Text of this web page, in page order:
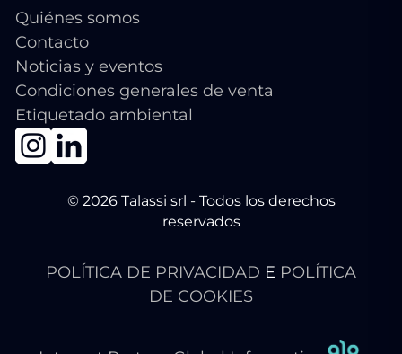
Quiénes somos
Contacto
Noticias y eventos
Condiciones generales de venta
Etiquetado ambiental
© 2026 Talassi srl - Todos los derechos
reservados
POLÍTICA DE PRIVACIDAD E POLÍTICA
DE COOKIES